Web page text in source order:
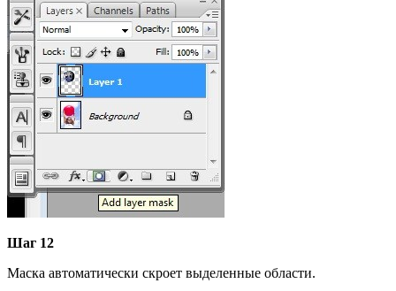
Шаг 12
Маска автоматически скроет выделенные области.